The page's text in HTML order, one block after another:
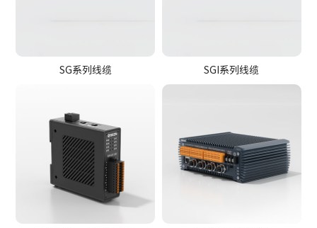
SG系列线缆 SGI系列线缆